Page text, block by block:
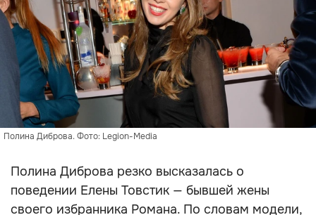
Полина Диброва. Фото: Legion-Media
Полина Диброва резко высказалась о
поведении Елены Товстик — бывшей жены
своего избранника Романа. По словам модели,